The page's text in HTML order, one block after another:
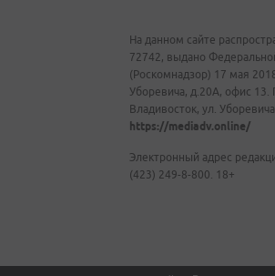
На данном сайте
72742, выдано
(Роскомнадзор) 17 мая
Уборевича, д.20А, офис
Владивосток, ул.
https://mediadv.online/
Электронный адрес
(423) 249-8-800. 18+